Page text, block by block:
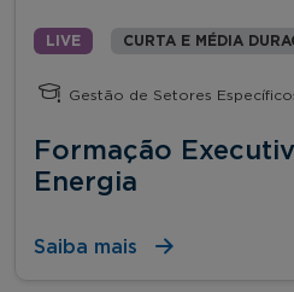
LIVE CURTA E MÉDIA
Gestão de Setores
Formação
Energia
Saiba mais